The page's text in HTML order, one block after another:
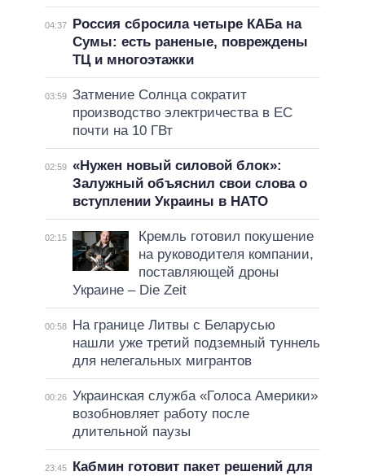
04:37
Россия сбросила четыре КАБа на
Сумы: есть раненые, повреждены
ТЦ и многоэтажки
03:59 Затмение Солнца сократит
производство электричества в ЕС
почти на 10 ГВт
02:59 «Нужен новый силовой блок»:
Залужный объяснил свои слова о
вступлении Украины в НАТО
02:15
Кремль готовил покушение
на руководителя компании,
поставляющей дроны
Украине – Die Zeit
00:58
На границе Литвы с Беларусью
нашли уже третий подземный туннель
для нелегальных мигрантов
00:26 Украинская служба «Голоса Америки»
возобновляет работу после
длительной паузы
23:45
Кабмин готовит пакет решений для